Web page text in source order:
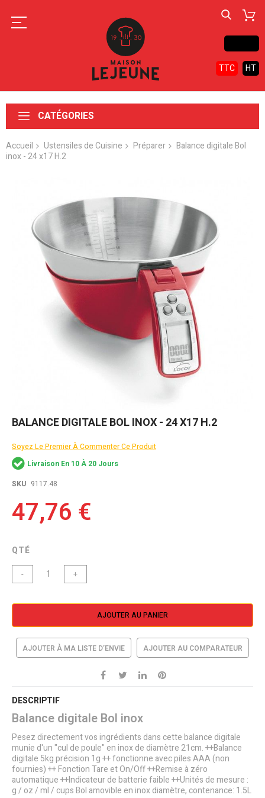
TTC HT
CATÉGORIES
Accueil Ustensiles de Cuisine Préparer
Balance digitale Bol
inox - 24 x17 H.2
images
Skip
beginning
of
the
images
BALANCE DIGITALE BOL INOX - 24 X17 H.2
Soyez Le Premier À Commenter Ce Produit
Livraison En 10 À 20 Jours
SKU 9117.48
47,76 €
QTÉ
- +
AJOUTER AU PANIER
AJOUTER À MA LISTE D’ENVIE AJOUTER AU COMPARATEUR
DESCRIPTIF
Balance digitale Bol inox
Pesez directement vos ingrédients dans cette balance digitale
munie d'un "cul de poule" en inox de diamètre 21cm. ++Balance
digitale 5kg précision 1g ++ fonctionne avec piles AAA (non
fournies) ++ Fonction Tare et On/Off ++Remise à zéro
automatique ++Indicateur de batterie faible ++Unités de mesure :
g / oz / ml / cups Bol amovible en inox diamètre, contenance: 1.5L